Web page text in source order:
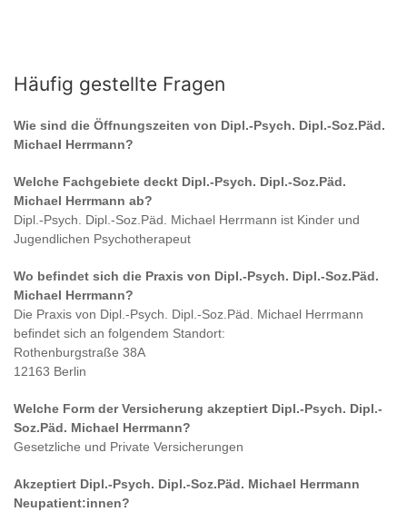
Häufig gestellte Fragen
Wie sind die Öffnungszeiten von Dipl.-Psych. Dipl.-Soz.Päd.
Michael Herrmann?
Welche Fachgebiete deckt Dipl.-Psych. Dipl.-Soz.Päd.
Michael Herrmann ab?
Dipl.-Psych. Dipl.-Soz.Päd. Michael Herrmann ist Kinder und
Jugendlichen Psychotherapeut
Wo befindet sich die Praxis von Dipl.-Psych. Dipl.-Soz.Päd.
Michael Herrmann?
Die Praxis von Dipl.-Psych. Dipl.-Soz.Päd. Michael Herrmann
befindet sich an folgendem Standort:
Rothenburgstraße 38A
12163 Berlin
Welche Form der Versicherung akzeptiert Dipl.-Psych. Dipl.-
Soz.Päd. Michael Herrmann?
Gesetzliche und Private Versicherungen
Akzeptiert Dipl.-Psych. Dipl.-Soz.Päd. Michael Herrmann
Neupatient:innen?